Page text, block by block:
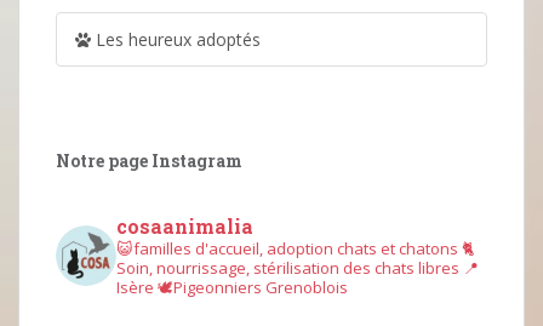
Les heureux adoptés
Notre page Instagram
cosaanimalia
😺familles d'accueil, adoption chats et chatons 🐈
Soin, nourrissage, stérilisation des chats libres 📍
Isère 🕊︎Pigeonniers Grenoblois